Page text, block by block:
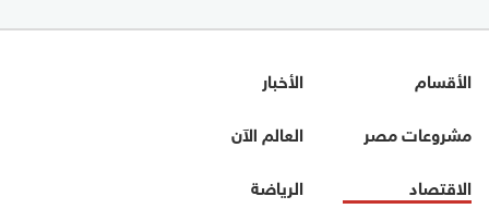
الأقسام
الأخبار
مشروعات مصر
العالم الآن
الاقتصاد
الرياضة